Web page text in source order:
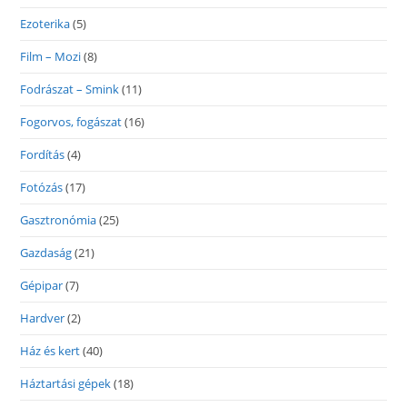
Ezoterika(5)
Film – Mozi(8)
Fodrászat – Smink(11)
Fogorvos, fogászat(16)
Fordítás(4)
Fotózás(17)
Gasztronómia(25)
Gazdaság(21)
Gépipar(7)
Hardver(2)
Ház és kert(40)
Háztartási gépek(18)